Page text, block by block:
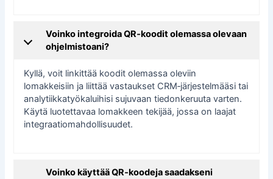
Voinko integroida QR‑koodit olemassa olevaan
ohjelmistoani?
Kyllä, voit linkittää koodit olemassa oleviin
lomakkeisiin ja liittää vastaukset CRM‑järjestelmääsi tai
analytiikkatyökaluihisi sujuvaan tiedonkeruuta varten.
Käytä luotettavaa lomakkeen tekijää, jossa on laajat
integraatiomahdollisuudet.
Voinko käyttää QR‑koodeja saadakseni